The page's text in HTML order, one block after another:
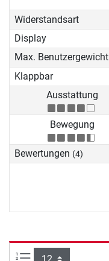
Widerstandsart
Display
Max. Benutzergewicht
Klappbar
Ausstattung
Bewegung
Bewertungen (4)
Artikel pro Seite: